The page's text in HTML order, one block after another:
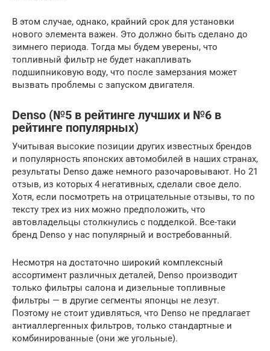
В этом случае, однако, крайний срок для установки
нового элемента важен. Это должно быть сделано до
зимнего периода. Тогда мы будем уверены, что
топливный фильтр не будет накапливать
подшипниковую воду, что после замерзания может
вызвать проблемы с запуском двигателя.
Denso (№5 в рейтинге лучших и №6 в
рейтинге популярных)
Учитывая высокие позиции других известных брендов
и популярность японских автомобилей в наших странах,
результаты Denso даже немного разочаровывают. Но 21
отзыв, из которых 4 негативных, сделали свое дело.
Хотя, если посмотреть на отрицательные отзывы, то по
тексту трех из них можно предположить, что
автовладельцы столкнулись с подделкой. Все-таки
бренд Denso у нас популярный и востребованный.
Несмотря на достаточно широкий комплексный
ассортимент различных деталей, Denso производит
только фильтры салона и дизельные топливные
фильтры — в другие сегменты японцы не лезут.
Поэтому не стоит удивляться, что Denso не предлагает
антиаллергенных фильтров, только стандартные и
комбинированные (они же угольные).